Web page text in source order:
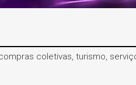
coletivas, turismo,